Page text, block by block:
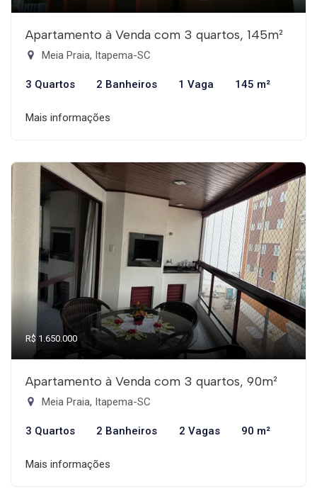
Apartamento à Venda com 3 quartos, 145m²
Meia Praia, Itapema-SC
3 Quartos 2 Banheiros 1 Vaga 145 m²
Mais informações
R$ 1.650.000
Apartamento à Venda com 3 quartos, 90m²
Meia Praia, Itapema-SC
3 Quartos 2 Banheiros 2 Vagas 90 m²
Mais informações